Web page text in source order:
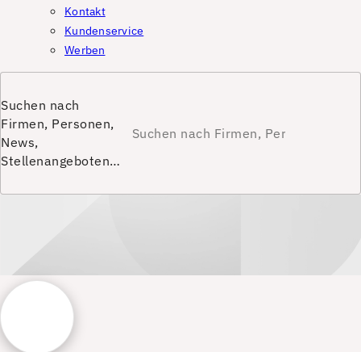
Kontakt
Kundenservice
Werben
Suchen nach
Firmen, Personen,
News,
Stellenangeboten…